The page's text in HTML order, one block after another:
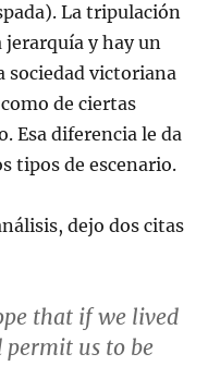
La tripulación
jerarquía y hay un
sociedad victoriana
de ciertas
Esa diferencia le da
tipos de escenario.
dejo dos citas
that if we lived
permit us to be